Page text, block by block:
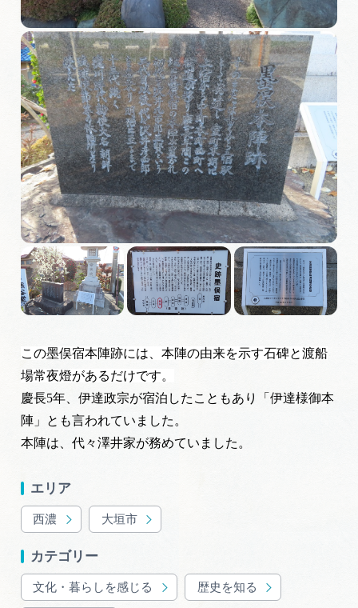
アクセス
インフォメーション
ぎふ旅レポーター記事
早わかり岐阜
買い物・お土産
体験予約サイト「ＶＩＳＩＴ岐阜県」
岐阜県アウトドア観光キャンペーン
岐阜県まるごと観光エリアガイド
旅行会社・観光事業者の皆様へ
動画ライブラリー
お問い合わせ
この墨俣宿本陣跡には、本陣の由来を示す石碑と渡船
場常夜燈があるだけです。
慶長5年、伊達政宗が宿泊したこともあり「伊達様御本
陣」とも言われていました。
本陣は、代々澤井家が務めていました。
エリア
西濃 大垣市
カテゴリー
文化・暮らしを感じる 歴史を知る